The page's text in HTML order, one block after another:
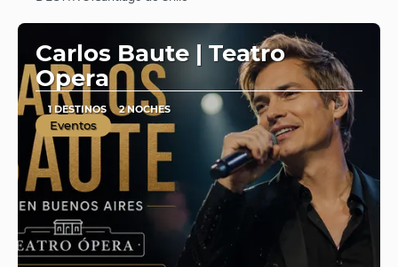
Carlos Baute | Teatro
Opera
1 DESTINOS 2 NOCHES
Eventos